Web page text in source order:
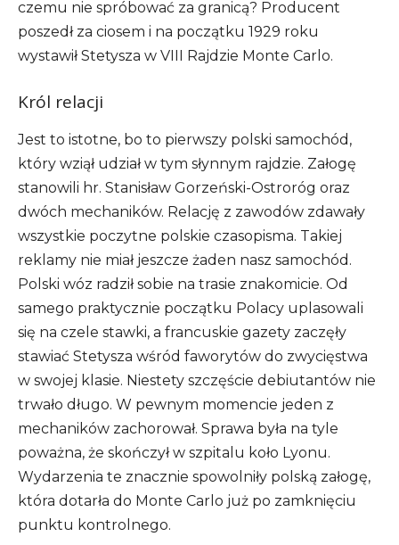
czemu nie spróbować za granicą? Producent
poszedł za ciosem i na początku 1929 roku
wystawił Stetysza w VIII Rajdzie Monte Carlo.
Król relacji
Jest to istotne, bo to pierwszy polski samochód,
który wziął udział w tym słynnym rajdzie. Załogę
stanowili hr. Stanisław Gorzeński-Ostroróg oraz
dwóch mechaników. Relację z zawodów zdawały
wszystkie poczytne polskie czasopisma. Takiej
reklamy nie miał jeszcze żaden nasz samochód.
Polski wóz radził sobie na trasie znakomicie. Od
samego praktycznie początku Polacy uplasowali
się na czele stawki, a francuskie gazety zaczęły
stawiać Stetysza wśród faworytów do zwycięstwa
w swojej klasie. Niestety szczęście debiutantów nie
trwało długo. W pewnym momencie jeden z
mechaników zachorował. Sprawa była na tyle
poważna, że skończył w szpitalu koło Lyonu.
Wydarzenia te znacznie spowolniły polską załogę,
która dotarła do Monte Carlo już po zamknięciu
punktu kontrolnego.